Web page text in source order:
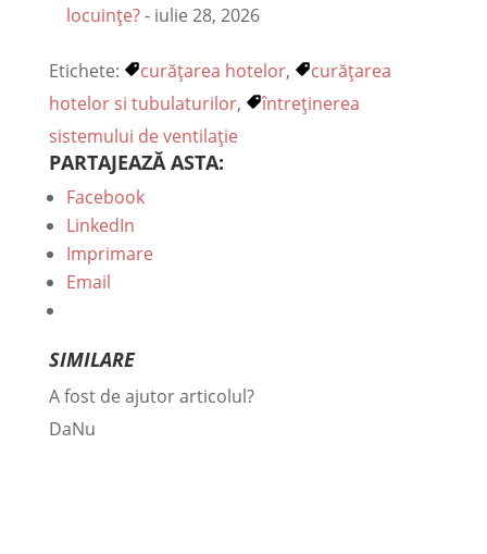
locuințe?- iulie 28, 2026
Etichete: curățarea hotelor,
curățarea
hotelor si tubulaturilor,
întreținerea
sistemului de ventilație
PARTAJEAZĂ ASTA:
Facebook
LinkedIn
Imprimare
Email
SIMILARE
A fost de ajutor articolul?
DaNu